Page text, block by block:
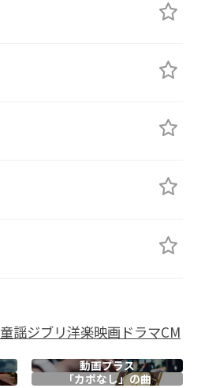
童謡ジブリ洋楽映画ドラマCM
動画プラス
「カポなし」の曲